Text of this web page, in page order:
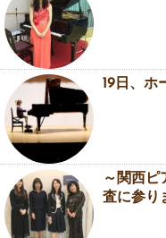
19日、ホ
～関西ピ
査に参り